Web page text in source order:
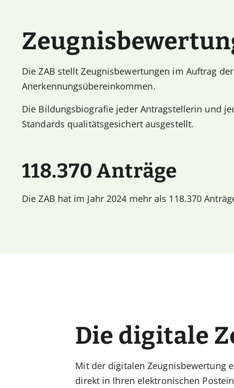
Die ZAB stellt Zeugnisbewertungen im Auftrag
Anerkennungsübereinkommen.
Die Bildungsbiografie jeder Antragstellerin und
Standards qualitätsgesichert ausgestellt.
118.370 Anträge
Die ZAB hat im Jahr 2024 mehr als 118.370
Die digitale
Mit der digitalen Zeugnisbewertung
direkt in Ihren elektronischen